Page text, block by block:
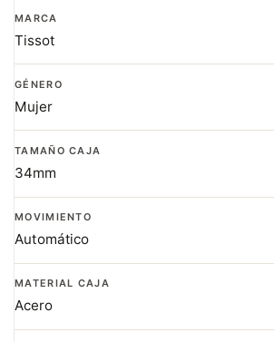
MARCA
Tissot
GÉNERO
Mujer
TAMAÑO CAJA
34mm
MOVIMIENTO
Automático
MATERIAL CAJA
Acero